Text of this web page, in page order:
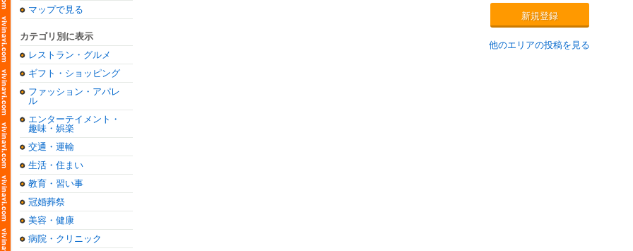
マップで見る
カテゴリ別に表示
レストラン・グルメ
ギフト・ショッピング
ファッション・アパレ
ル
エンターテイメント・
趣味・娯楽
交通・運輸
生活・住まい
教育・習い事
冠婚葬祭
美容・健康
病院・クリニック
新規登録
他のエリアの投稿を見る